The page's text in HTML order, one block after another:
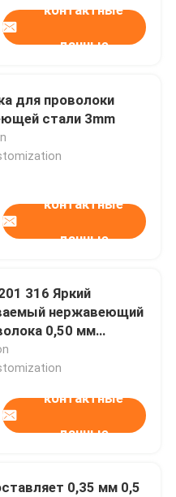
контактные
данные
для проволоки
стали 3mm
контактные
данные
316 Яркий
нержавеющий
0,50 мм
проволока 316l
проволока
контактные
данные
0,35 мм 0,5